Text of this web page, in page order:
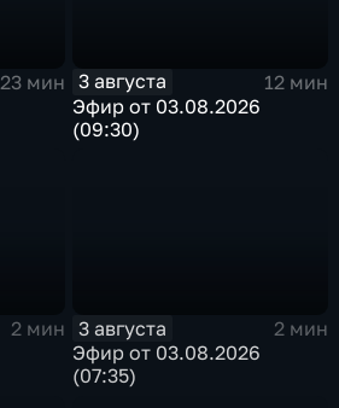
23 мин
3 августа
12 мин
Эфир от 03.08.2026
(09:30)
2 мин
3 августа
2 мин
Эфир от 03.08.2026
(07:35)